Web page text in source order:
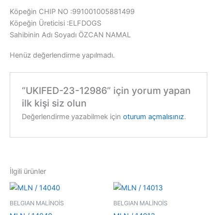
Köpeğin CHIP NO :991001005881499
Köpeğin Üreticisi :ELFDOGS
Sahibinin Adı Soyadı ÖZCAN NAMAL
Henüz değerlendirme yapılmadı.
“UKIFED-23-12986” için yorum yapan
ilk kişi siz olun
Değerlendirme yazabilmek içinoturum açmalısınız.
İlgili ürünler
BELGIAN MALİNOİS BELGIAN MALİNOİS